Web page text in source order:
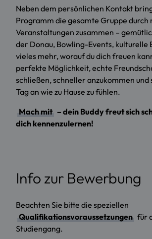
Neben dem persönlichen Kontakt
Programm die gesamte Gruppe durch
Veranstaltungen zusammen –
der Donau, Bowling-Events, kulturelle
vieles mehr, worauf du dich freuen
perfekte Möglichkeit, echte
schließen, schneller anzukommen und
Tag an wie zu Hause zu fühlen.
Mach mit – dein Buddy freut sich
dich kennenzulernen!
Info zur Bewerbung
Beachten Sie bitte die speziellen
Qualifikationsvoraussetzungen für
Studiengang.